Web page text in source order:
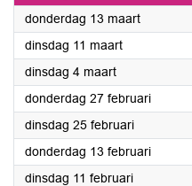
donderdag 13 maart2025
dinsdag 11 maart2025
dinsdag 4 maart2025
donderdag 27 februari2025
dinsdag 25 februari2025
donderdag 13 februari2025
dinsdag 11 februari2025